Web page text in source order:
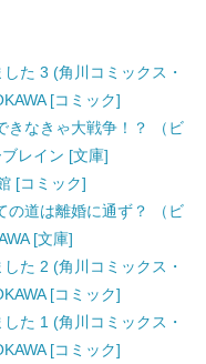
た 3 (角川コミックス・
[コミック]
きなきゃ大戦争！？ （ビ
レイン [文庫]
[コミック]
の道は離婚に通ず？ （ビ
[文庫]
た 2 (角川コミックス・
[コミック]
た 1 (角川コミックス・
[コミック]